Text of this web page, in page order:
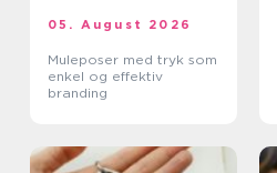
05. August 2026
Muleposer med tryk som
enkel og effektiv
branding